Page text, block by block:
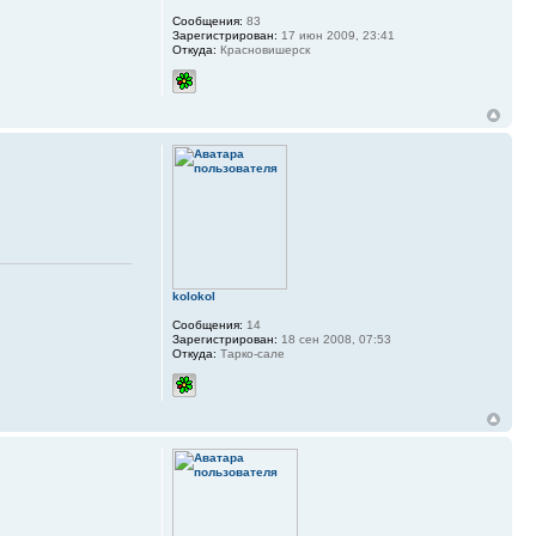
Сообщения: 83
Зарегистрирован: 17 июн 2009, 23:41
Откуда: Красновишерск
kolokol
Сообщения: 14
Зарегистрирован: 18 сен 2008, 07:53
Откуда: Тарко-сале